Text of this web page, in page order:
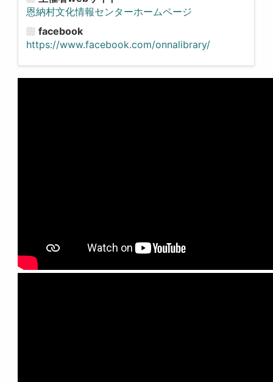
恩納村文化情報センターホームページ
facebook
https://www.facebook.com/onnalibrary/